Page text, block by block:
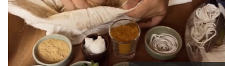
Se fler bilder